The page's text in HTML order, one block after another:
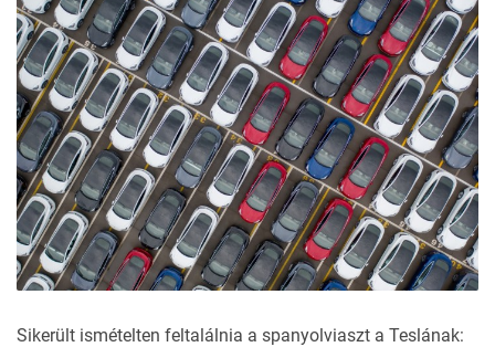
Sikerült ismételten feltalálnia a spanyolviaszt a Teslának: